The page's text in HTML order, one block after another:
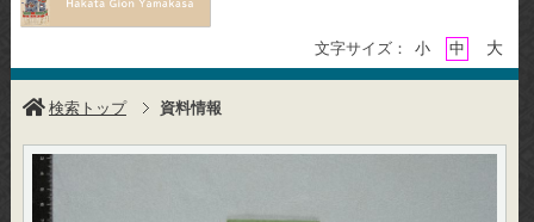
文字サイズ： 小 中 大
検索トップ 資料情報